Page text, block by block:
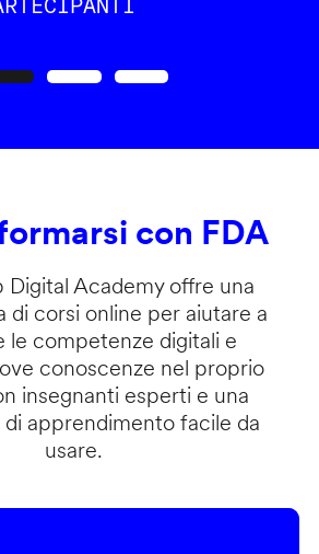
con FDA
Digital Academy offre una
di corsi online per aiutare a
le competenze digitali e
conoscenze nel proprio
insegnanti esperti e una
apprendimento facile da
usare.